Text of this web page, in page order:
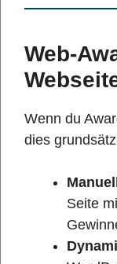
Web-
Wenn du
dies
Manuell
Seite